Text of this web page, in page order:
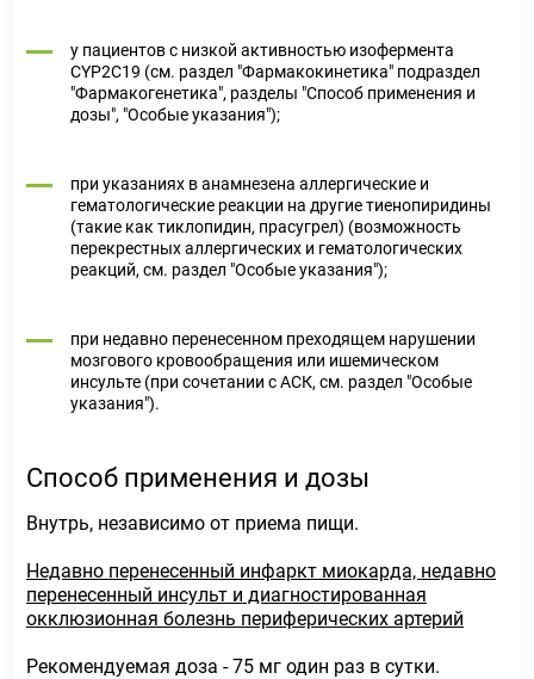
у пациентов с низкой активностью изофермента
CYP2C19 (см. раздел "Фармакокинетика" подраздел
"Фармакогенетика", разделы "Способ применения и
дозы", "Особые указания");
при указаниях в анамнезена аллергические и
гематологические реакции на другие тиенопиридины
(такие как тиклопидин, прасугрел) (возможность
перекрестных аллергических и гематологических
реакций, см. раздел "Особые указания");
при недавно перенесенном преходящем нарушении
мозгового кровообращения или ишемическом
инсульте (при сочетании с АСК, см. раздел "Особые
указания").
Способ применения и дозы
Внутрь, независимо от приема пищи.
Недавно перенесенный инфаркт миокарда, недавно
перенесенный инсульт и диагностированная
окклюзионная болезнь периферических артерий
Рекомендуемая доза - 75 мг один раз в сутки.